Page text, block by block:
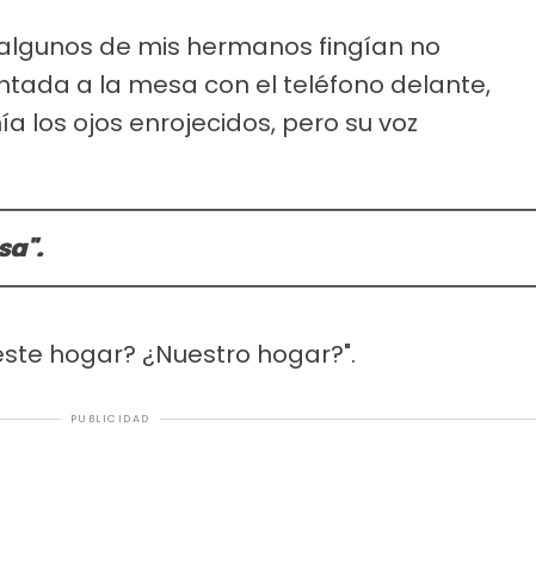
de mis hermanos fingían no
a la mesa con el teléfono delante,
los ojos enrojecidos, pero su voz
hogar? ¿Nuestro hogar?".
PUBLICIDAD